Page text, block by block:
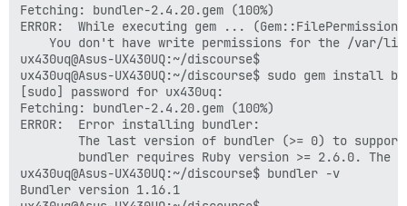
Fetching: bundler-2.4.20.gem (100%)
ERROR:  While executing gem ...
You don't have write permissions for the /var/
ux430uq@Asus-UX430UQ:~/discourse$
ux430uq@Asus-UX430UQ:~/discourse$ sudo gem install
[sudo] password for ux430uq:
Fetching: bundler-2.4.20.gem (100%)
ERROR:  Error installing bundler:
The last version of bundler (>= 0) to
bundler requires Ruby version >= 2.6.0. The
ux430uq@Asus-UX430UQ:~/discourse$ bundler -v
Bundler version 1.16.1